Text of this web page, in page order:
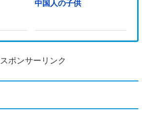
中国人の子供
スポンサーリンク